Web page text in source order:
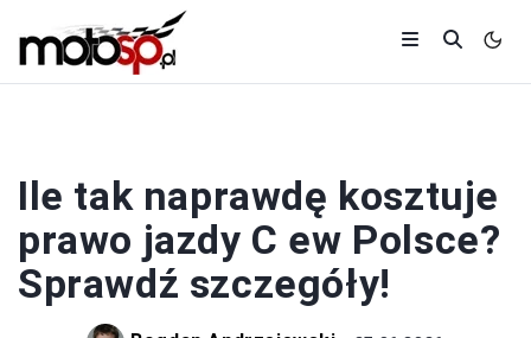
Ile tak naprawdę kosztuje
prawo jazdy C ew Polsce?
Sprawdź szczegóły!